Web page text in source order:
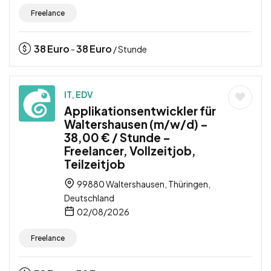
Freelance
38Euro -38Euro / Stunde
IT, EDV
Applikationsentwickler für
Waltershausen (m/w/d) –
38,00 € / Stunde –
Freelancer, Vollzeitjob,
Teilzeitjob
99880 Waltershausen, Thüringen,
Deutschland
02/08/2026
Freelance